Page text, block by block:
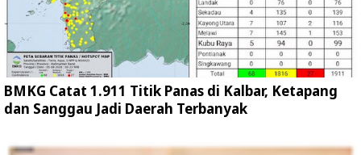
BMKG Catat 1.911 Titik Panas di Kalbar, Ketapang
dan Sanggau Jadi Daerah Terbanyak